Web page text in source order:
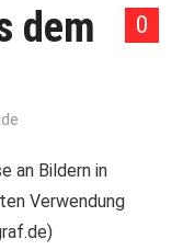
0
dem
an Bildern in
Verwendung